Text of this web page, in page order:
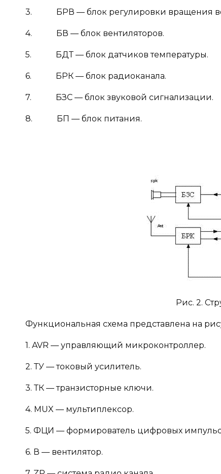
3. БРВ — блок регулировки вращения
4. БВ — блок вентиляторов.
5. БДТ — блок датчиков температуры.
6. БРК — блок радиоканала.
7. БЗС — блок звуковой сигнализации.
8. БП — блок питания.
Рис. 2.
Функциональная схема представлена на
1. AVR — управляющий микроконтроллер.
2. ТУ — токовый усилитель.
3. ТК — транзисторные ключи.
4. MUX — мультиплексор.
5. ФЦИ — формирователь цифровых
6. В — вентилятор.